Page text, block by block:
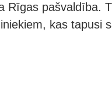
Rīgas pašvaldība.
kas tapusi